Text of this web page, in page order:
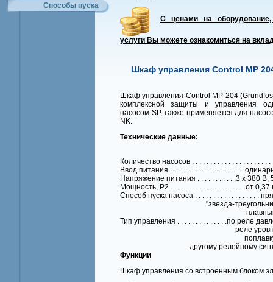
Способы пуска
С ценами на
услуги Вы можете ознакомиться на
Шкаф управления Control MP
Шкаф управления Control MP 204
комплексной защиты и управления
насосом SP, также применяется для
NK.
Технические данные:
Количество насосов . . . . . . . . . . . . . . . . . . . . . .
Ввод питания . . . . . . . . . . . . . . . . . . . .
Напряжение питания . . . . . . . . . . .3 x 380 В,
Мощность, P2 . . . . . . . . . . . . . . . . . . . . .от 0,37
Способ пуска насоса . . . . . . . . . . . . . . . . . .
"звезда-
Тип управления . . . . . . . . . . . . . .по реле
реле
другому релейному
Функции
Шкаф управления со встроенным блоком